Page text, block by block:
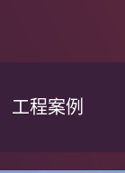
工程案例